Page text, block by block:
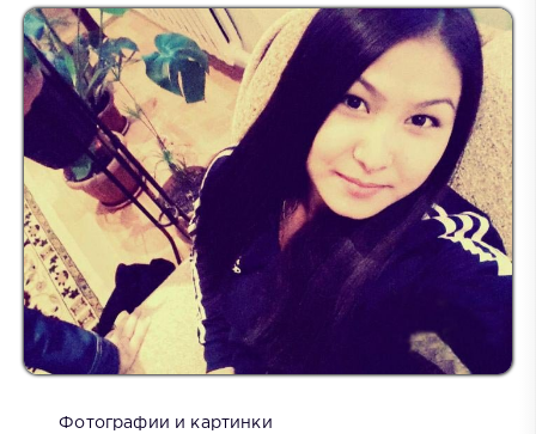
Фотографии и картинки